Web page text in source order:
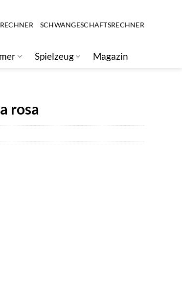
SCHWANGESCHAFTSRECHNER
Spielzeug Magazin
rosa